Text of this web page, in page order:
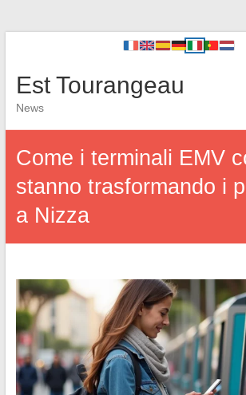
Est Tourangeau
News
Come i terminali EMV
stanno trasformando i
a Nizza